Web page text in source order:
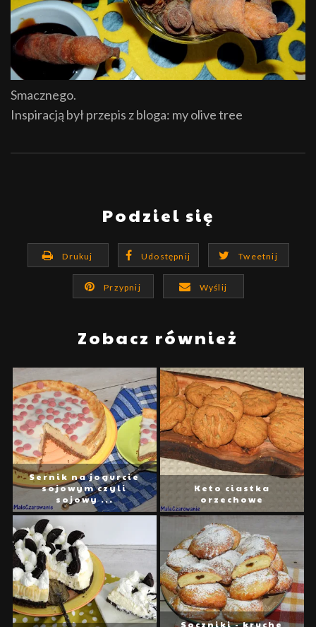
Smacznego.
Inspiracją był przepis z bloga: my olive tree
Podziel się
Drukuj Udostępnij Tweetnij
Przypnij Wyślij
Zobacz również
Sernik na jogurcie
sojowym czyli
sojowy ...
Keto ciastka
orzechowe
Soczniki - kruche